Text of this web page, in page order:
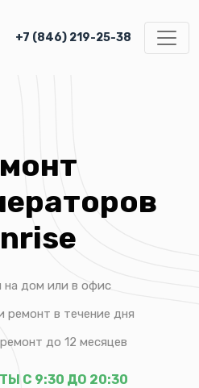
+7 (846) 219-25-38
на дом или в офис
ремонт в течение дня
до 12 месяцев
С 9:30 ДО 20:30